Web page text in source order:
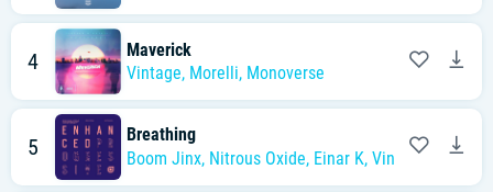
4
Maverick
Vintage, Morelli, Monoverse
5
Breathing
Boom Jinx, Nitrous Oxide, Einar K, Vintage Morelli